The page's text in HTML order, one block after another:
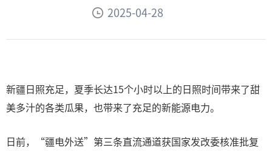
2025-04-28
新疆日照充足，夏季长达15个小时以上的日照时间带来了甜
美多汁的各类瓜果，也带来了充足的新能源电力。
日前，“疆电外送”第三条直流通道获国家发改委核准批复